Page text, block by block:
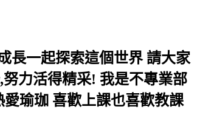
長一起探索這個世界 請大家
力活得精采! 我是不專業部
瑜珈 喜歡上課也喜歡教課